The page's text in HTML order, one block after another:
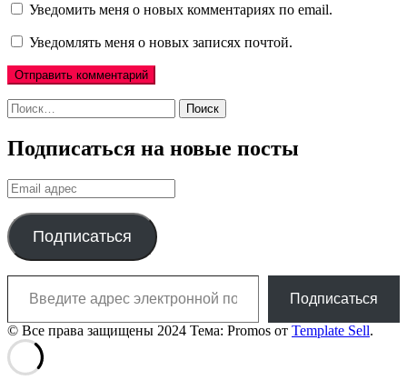
Уведомить меня о новых комментариях по email.
Уведомлять меня о новых записях почтой.
Найти:
Подписаться на новые посты
Email
адрес
Подписаться
Введите адрес электронной почты…
Подписаться
© Все права защищены 2024 Тема: Promos от Template Sell.